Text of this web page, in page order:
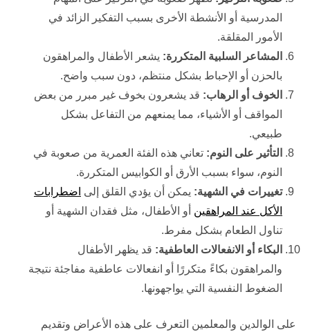
المدرسية أو الأنشطة الأخرى بسبب التفكير الزائد في
الأمور المقلقة.
المشاعر السلبية المتكررة: يشعر الأطفال والمراهقون
بالحزن أو الإحباط بشكل منتظم، دون سبب واضح.
الخوف أو الرهاب: قد يشعرون بخوف غير مبرر من بعض
المواقف أو الأشياء، مما يمنعهم من التفاعل بشكل
طبيعي.
التأثير على النوم: تعاني هذه الفئة العمرية من صعوبة في
النوم، سواء بسبب الأرق أو الكوابيس المتكررة.
تغييرات في الشهية: يمكن أن يؤدي القلق إلى اضطرابات
الأكل عند المراهقين أو الأطفال، مثل فقدان الشهية أو
تناول الطعام بشكل مفرط.
البكاء أو الانفعالات العاطفية: قد يظهر الأطفال
والمراهقون بكاءً متكررًا أو انفعالات عاطفية مفاجئة نتيجة
الضغوط النفسية التي يواجهونها.
على الوالدين والمعلمين التعرف على هذه الأعراض وتقديم